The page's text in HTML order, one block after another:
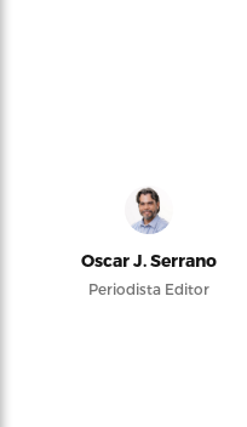
Oscar J. Serrano
Periodista Editor